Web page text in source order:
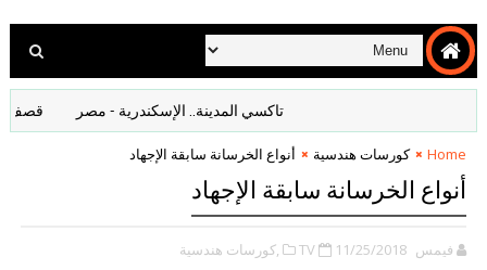
تاكسي المدينة.. الإسكندرية - مصر قصف المانيا
Home كورسات هندسية أنواع الخرسانة سابقة الإجهاد
أنواع الخرسانة سابقة الإجهاد
فيمس TV 11/25/2018 ,كورسات هندسية